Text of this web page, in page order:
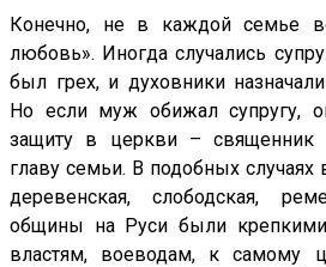
Конечно, не в каждой семье
любовь». Иногда случались
был грех, и духовники
Но если муж обижал супругу,
защиту в церкви – священник
главу семьи. В подобных
деревенская, слободская,
общины на Руси были
властям, воеводам, к самому